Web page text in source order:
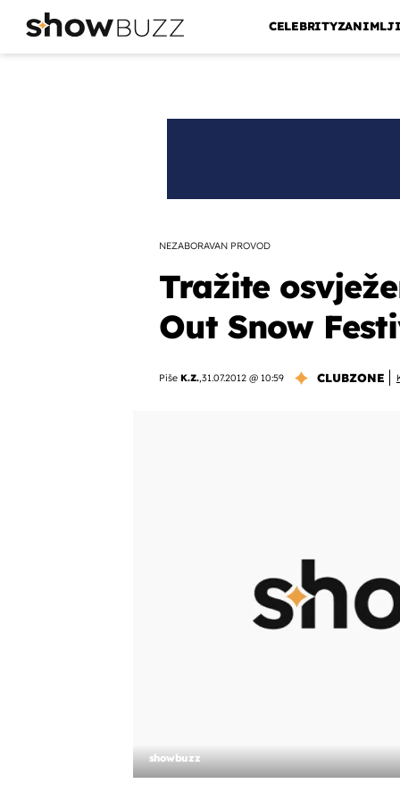
CELEBRITY
NEZABORAVAN PROVOD
Tražite
Out Snow
Piše K.Z.,31.07.2012 @ 10:59 CLUBZONE
showbuzz